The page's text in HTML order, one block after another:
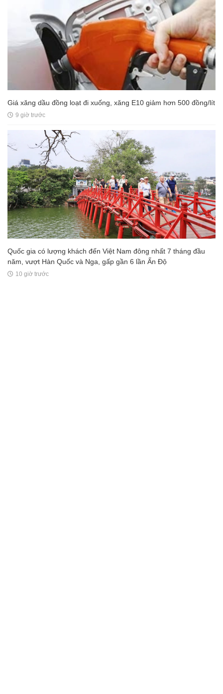
Giá xăng dầu đồng loạt đi xuống, xăng E10 giảm hơn 500 đồng/lít
9 giờ trước
Quốc gia có lượng khách đến Việt Nam đông nhất 7 tháng đầu
năm, vượt Hàn Quốc và Nga, gấp gần 6 lần Ấn Độ
10 giờ trước